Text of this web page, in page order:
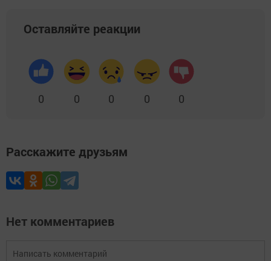
Оставляйте реакции
0 0 0 0 0
Расскажите друзьям
Нет комментариев